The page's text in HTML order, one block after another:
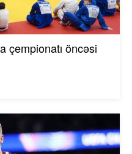
çempionatı öncəsi